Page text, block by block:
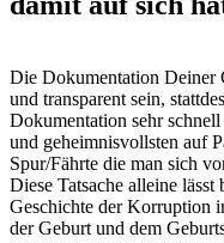
Die Dokumentation Deiner
und transparent sein,
Dokumentation sehr
und geheimnisvollsten auf
Spur/Fährte die man sich
Diese Tatsache alleine lässt
Geschichte der Korruption
der Geburt und dem